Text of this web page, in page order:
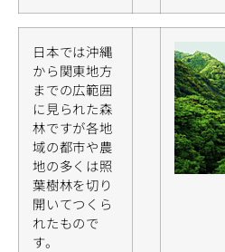
日本では沖縄
から関東地方
までの広範囲
に見られた森
林ですが各地
域の都市や農
地の多くは照
葉樹林を切り
開いてつくら
れたもので
す。